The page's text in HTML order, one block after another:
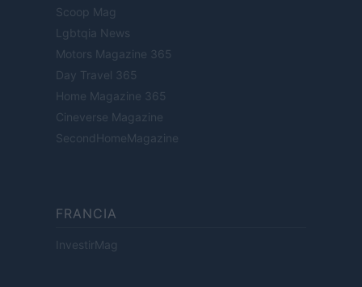
Scoop Mag
Lgbtqia News
Motors Magazine 365
Day Travel 365
Home Magazine 365
Cineverse Magazine
SecondHomeMagazine
FRANCIA
InvestirMag